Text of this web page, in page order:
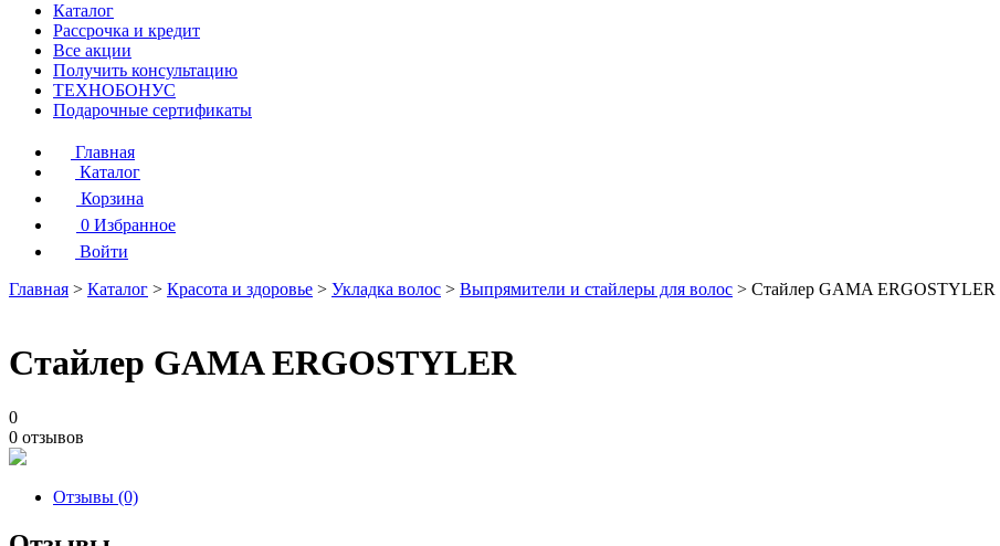
Каталог
Рассрочка и кредит
Все акции
Получить консультацию
ТЕХНОБОНУС
Подарочные сертификаты
Главная
Каталог
Корзина
0 Избранное
Войти
Главная > Каталог > Красота и здоровье > Укладка волос > Выпрямители и стайлеры для волос > Стайлер GAMA ERGOSTYLER
Стайлер GAMA ERGOSTYLER
0
0 отзывов
Отзывы (0)